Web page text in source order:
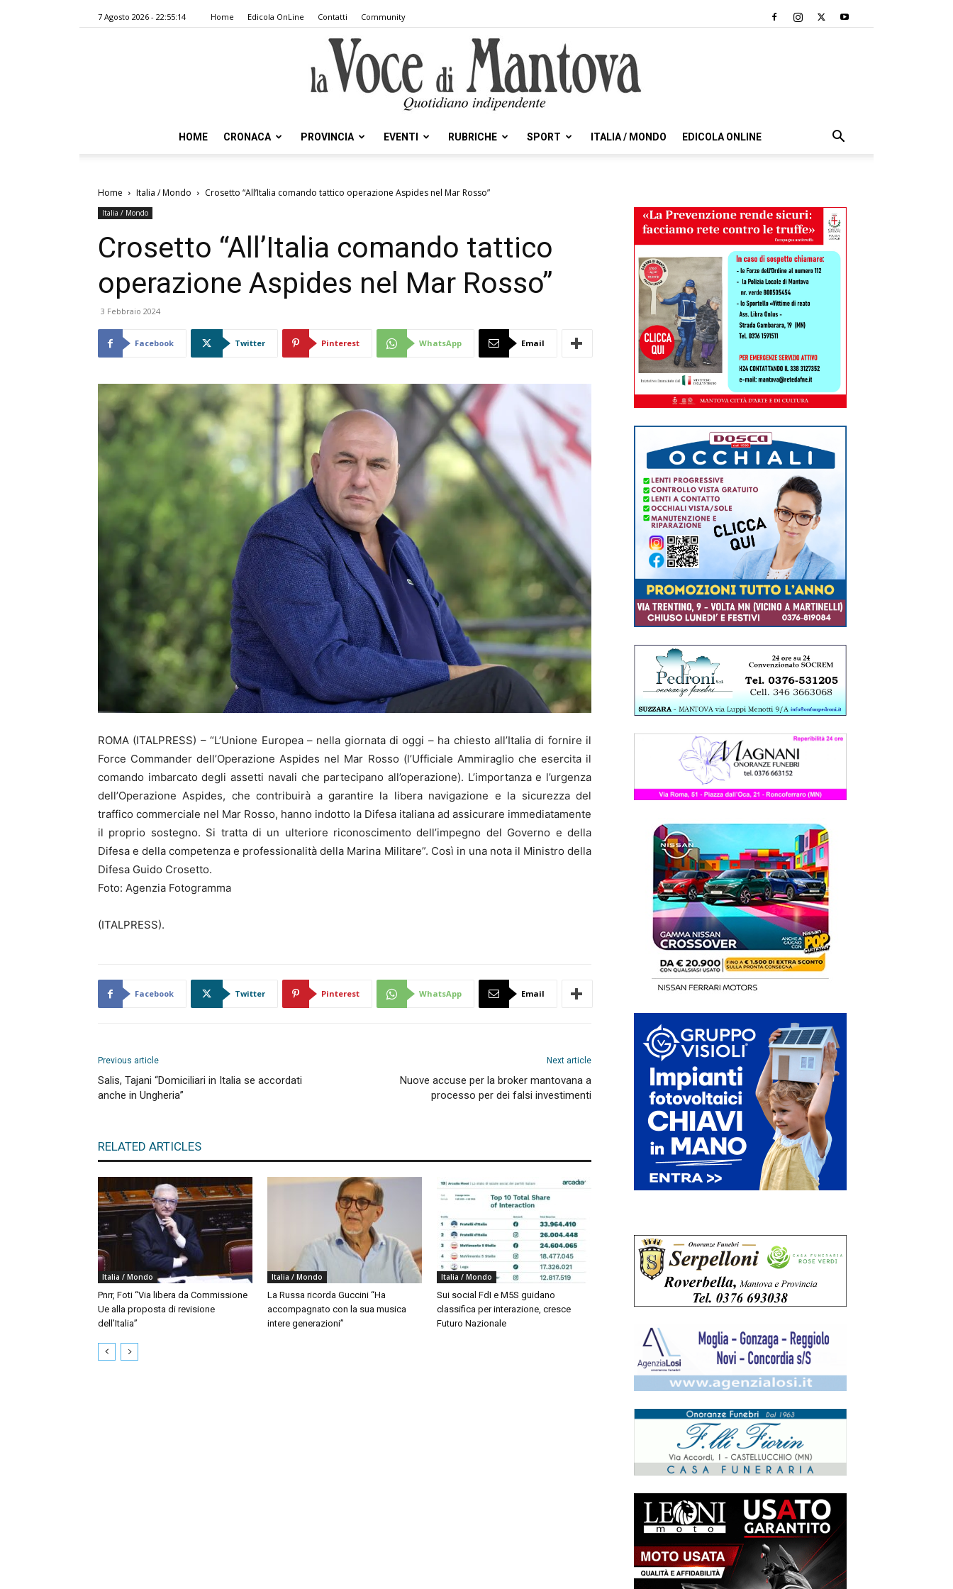
7 Agosto 2026 - 22:55:14 Home Edicola OnLine Contatti Community
Voce
Mantova
HOME CRONACA PROVINCIA EVENTI RUBRICHE SPORT ITALIA / MONDO EDICOLA ONLINE
Home Italia / Mondo Crosetto “All’Italia comando tattico operazione Aspides nel Mar Rosso”
Italia / Mondo
Crosetto “All’Italia comando tattico
operazione Aspides nel Mar Rosso”
3 Febbraio 2024
Facebook Twitter Pinterest WhatsApp Email
ROMA (ITALPRESS) – “L’Unione Europea – nella giornata di oggi – ha chiesto all’Italia di fornire il
Force Commander dell’Operazione Aspides nel Mar Rosso (l’Ufficiale Ammiraglio che esercita il
comando imbarcato degli assetti navali che partecipano all’operazione). L’importanza e l’urgenza
dell’Operazione Aspides, che contribuirà a garantire la libera navigazione e la sicurezza del
traffico commerciale nel Mar Rosso, hanno indotto la Difesa italiana ad assicurare immediatamente
il proprio sostegno. Si tratta di un ulteriore riconoscimento dell’impegno del Governo e della
Difesa e della competenza e professionalità della Marina Militare”. Così in una nota il Ministro della
Difesa Guido Crosetto.
Foto: Agenzia Fotogramma
(ITALPRESS).
Facebook Twitter Pinterest WhatsApp Email
Previous article
Salis, Tajani “Domiciliari in Italia se accordati
anche in Ungheria”
Next article
Nuove accuse per la broker mantovana a
processo per dei falsi investimenti
RELATED ARTICLES
Italia / Mondo
Pnrr, Foti “Via libera da Commissione
Ue alla proposta di revisione
dell’Italia”
Italia / Mondo
La Russa ricorda Guccini “Ha
accompagnato con la sua musica
intere generazioni”
Italia / Mondo
Sui social FdI e M5S guidano
classifica per interazione, cresce
Futuro Nazionale